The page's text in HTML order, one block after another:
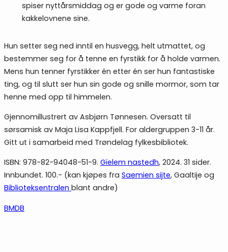
spiser nyttårsmiddag og er gode og varme foran
kakkelovnene sine.
Hun setter seg ned inntil en husvegg, helt utmattet, og
bestemmer seg for å tenne en fyrstikk for å holde varmen.
Mens hun tenner fyrstikker én etter én ser hun fantastiske
ting, og til slutt ser hun sin gode og snille mormor, som tar
henne med opp til himmelen.
Gjennomillustrert av Asbjørn Tønnesen. Oversatt til
sørsamisk av Maja Lisa Kappfjell. For aldergruppen 3-11 år.
Gitt ut i samarbeid med Trøndelag fylkesbibliotek.
ISBN: 978-82-94048-51-9. Gïelem nastedh, 2024. 31 sider.
Innbundet. 100.- (kan kjøpes fra Saemien sijte, Gaaltije og
Biblioteksentralen blant andre)
BMDB